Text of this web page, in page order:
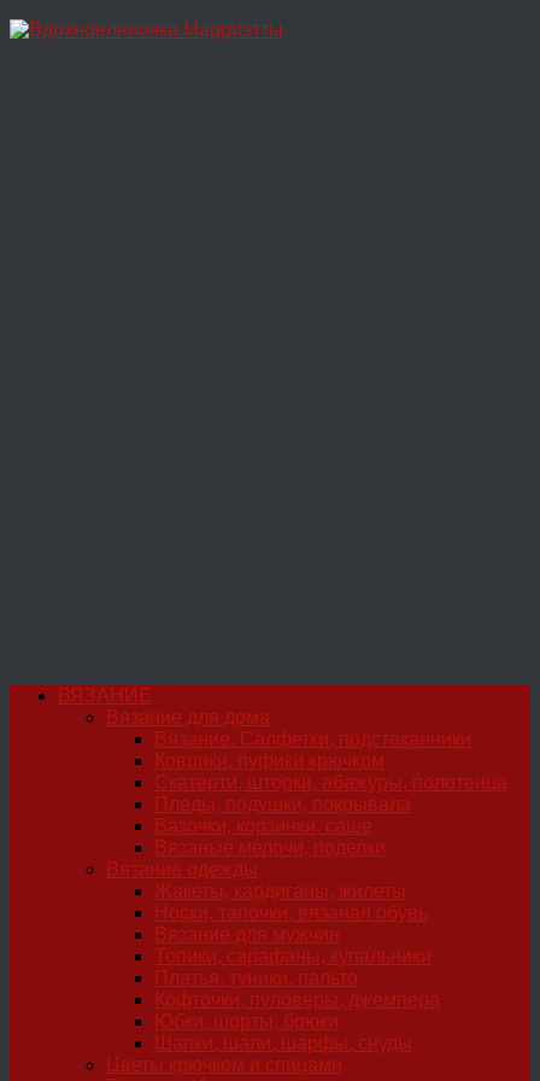
Перейти
ВЯЗАНИЕ
Вязание для дома
Вязание. Салфетки, подстаканники
Коврики, пуфики крючком
Скатерти, шторки, абажуры, полотенца
Пледы, подушки, покрывала
Вазочки, корзинки, саше
Вязаные мелочи, поделки
Вязание одежды
Жакеты, кардиганы, жилеты
Носки, тапочки, вязаная обувь
Вязание для мужчин
Топики, сарафаны, купальники
Платья, туники, пальто
Кофточки, пуловеры, джемпера
Юбки, шорты, брюки
Шапки, шали, шарфы, снуды
Цветы крючком и спицами